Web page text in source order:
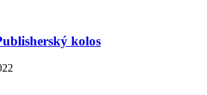
kolos